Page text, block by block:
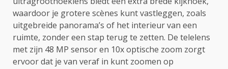
waardoor je grotere scènes kunt vastleggen, zoals
uitgebreide panorama’s of het interieur van een
ruimte, zonder een stap terug te zetten. De telelens
met zijn 48 MP sensor en 10x optische zoom zorgt
ervoor dat je van veraf in kunt zoomen op